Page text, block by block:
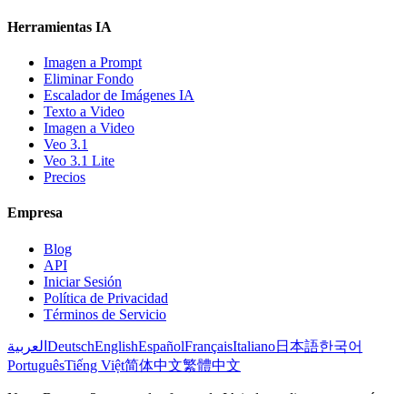
Herramientas IA
Imagen a Prompt
Eliminar Fondo
Escalador de Imágenes IA
Texto a Video
Imagen a Video
Veo 3.1
Veo 3.1 Lite
Precios
Empresa
Blog
API
Iniciar Sesión
Política de Privacidad
Términos de Servicio
العربية DeutschEnglishEspañolFrançaisItaliano日本語한국어
PortuguêsTiếng Việt简体中文繁體中文